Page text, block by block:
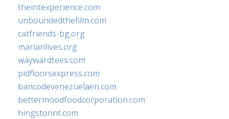
theintexperience.com
unboundedthefilm.com
catfriends-bg.org
marianlives.org
waywardtees.com
pidfloorsexpress.com
bancodevenezuelaen.com
bettermoodfoodcorporation.com
hingstonnt.com